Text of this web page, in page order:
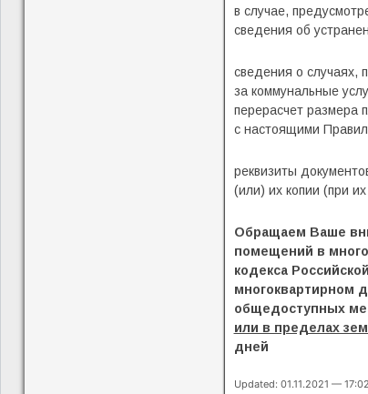
в случае,
сведения об
сведения о случаях,
за коммунальные
перерасчет размера
с настоящими
реквизиты
(или) их копии (при
Обращаем Ваше
помещений в
кодекса
многоквартирном
общедоступных
или в пределах
дней
Updated: 01.11.2021 — 17:02